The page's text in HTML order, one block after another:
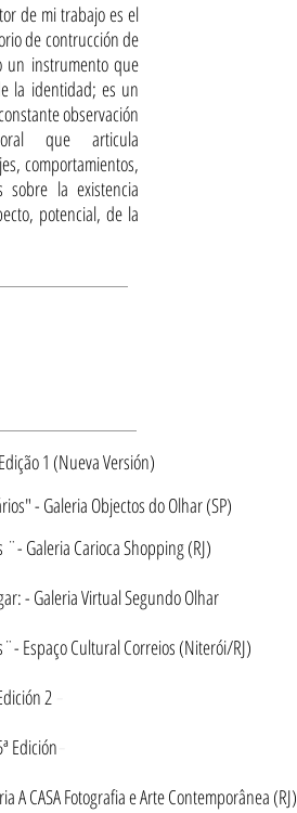
de mi trabajo es el
de contrucción de
un instrumento que
la identidad; es un
observación
que articula
comportamientos,
sobre la existencia
potencial, de la
1 (Nueva Versión)
- Galeria Objectos do Olhar (SP)
Galeria Carioca Shopping (RJ)
- Galeria Virtual Segundo Olhar
Espaço Cultural Correios (Niterói/RJ)
2
Edición
A CASA Fotografia e Arte Contemporânea (RJ)